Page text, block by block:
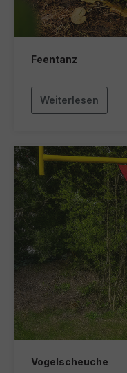
Feentanz
Weiterlesen
Vogelscheuche